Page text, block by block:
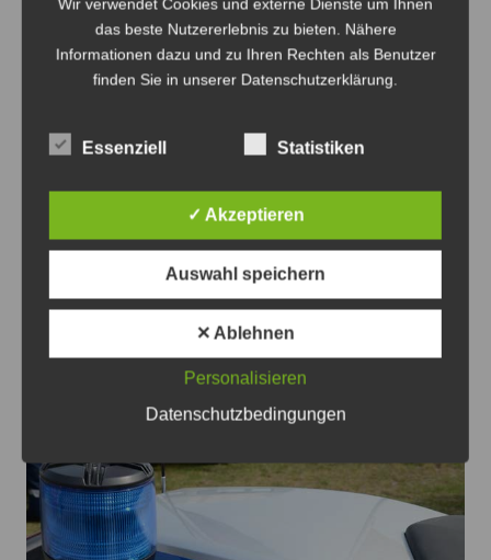
Region Hannover Veranstaltungen
Beitragsnavigation
Das könnte Sie auch interessieren
Wir verwendet Cookies und externe Dienste um Ihnen
das beste Nutzererlebnis zu bieten. Nähere
Informationen dazu und zu Ihren Rechten als Benutzer
finden Sie in unserer Datenschutzerklärung.
Essenziell Statistiken
✓ Akzeptieren
Auswahl speichern
✕ Ablehnen
Personalisieren
Datenschutzbedingungen